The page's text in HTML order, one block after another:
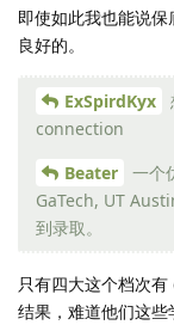
即使如此我也能说
良好的。
ExSpirdKyx
connection
Beater
一个
GaTech, UT
到录取。
只有四大这个档次
结果，难道他们这